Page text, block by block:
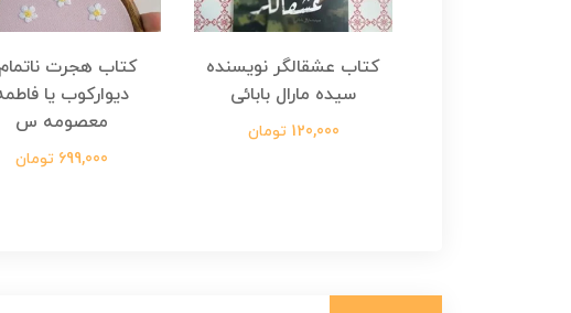
کتاب عشقالگر نویسنده
سیده مارال بابائی
120,000 تومان
کتاب هجرت
دیوارکوب یا
معصومه س
699,000 تومان